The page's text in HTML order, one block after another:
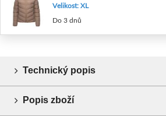
Velikost: XL
Do 3 dnů
Technický popis
Popis zboží